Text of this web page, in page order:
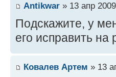
Antikwar » 13 апр
Подскажите, у
его исправить на
Ковалев Артем » 13